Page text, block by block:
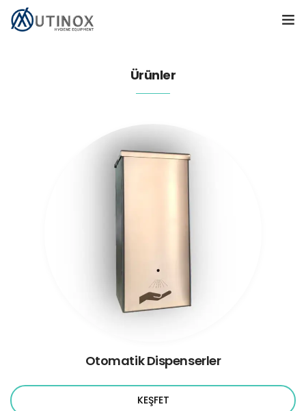
Ürünler
Otomatik Dispenserler
KEŞFET